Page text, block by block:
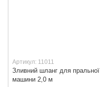
Артикул: 11011
Зливний шланг для пральної
машини 2,0 м